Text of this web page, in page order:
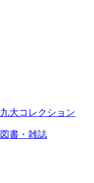
九大コレクション
図書・雑誌